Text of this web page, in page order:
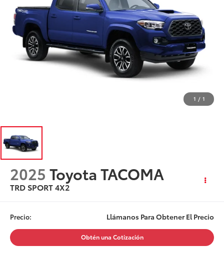
1 / 1
2025 Toyota TACOMA
TRD SPORT 4X2
Precio: Llámanos Para Obtener El Precio
Obtén una Cotización